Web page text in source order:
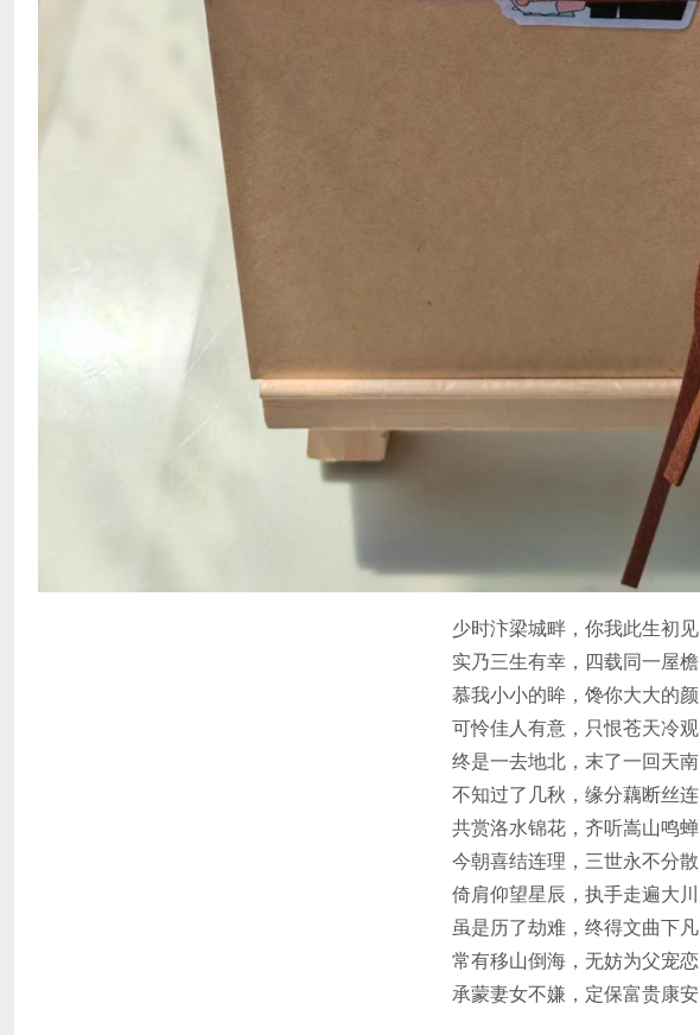
少时汴梁城畔，你我此生初见
实乃三生有幸，四载同一屋檐
慕我小小的眸，馋你大大的颜
可怜佳人有意，只恨苍天冷观
终是一去地北，末了一回天南
不知过了几秋，缘分藕断丝连
共赏洛水锦花，齐听嵩山鸣蝉
今朝喜结连理，三世永不分散
倚肩仰望星辰，执手走遍大川
虽是历了劫难，终得文曲下凡
常有移山倒海，无妨为父宠恋
承蒙妻女不嫌，定保富贵康安